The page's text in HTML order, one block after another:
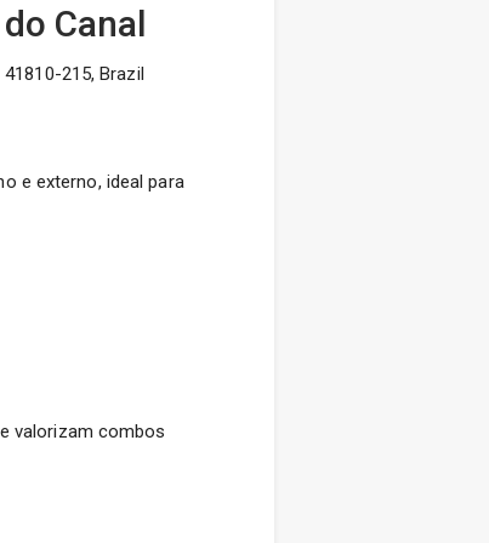
Canal
215, Brazil
e externo, ideal para
valorizam combos